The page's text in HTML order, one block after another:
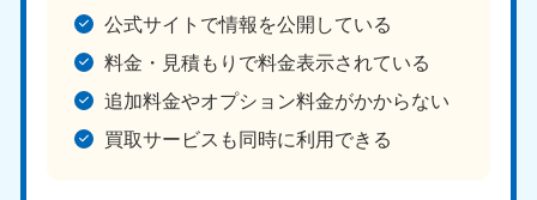
公式サイトで情報を公開している
料金・見積もりで料金表示されている
追加料金やオプション料金がかからない
買取サービスも同時に利用できる